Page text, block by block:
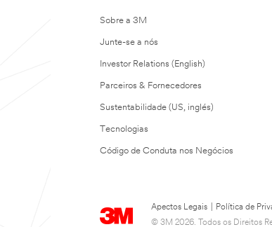
Sobre a 3M
Junte-se a nós
Investor Relations (English)
Parceiros & Fornecedores
Sustentabilidade (US, inglés)
Tecnologias
Código de Conduta nos Negócios
Apectos Legais Política de
© 3M 2026. Todos os Direitos